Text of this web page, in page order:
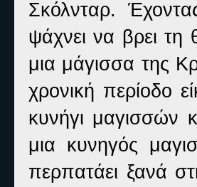
Σκόλνταρ.
ψάχνει να βρει
μια μάγισσα της
χρονική περίοδο
κυνήγι μαγισσών
μια κυνηγός
περπατάει ξανά